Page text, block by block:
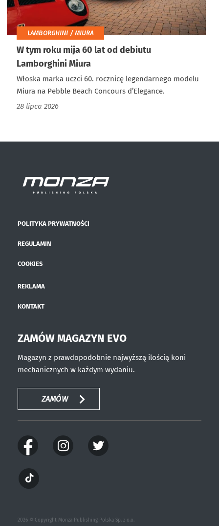
LAMBORGHINI / MIURA
W tym roku mija 60 lat od debiutu
Lamborghini Miura
Włoska marka uczci 60. rocznicę legendarnego modelu
Miura na Pebble Beach Concours d’Elegance.
28 lipca 2026
POLITYKA PRYWATNOŚCI
REGULAMIN
COOKIES
REKLAMA
KONTAKT
ZAMÓW MAGAZYN EVO
Magazyn z prawdopodobnie najwyższą ilością koni
mechanicznych w każdym wydaniu.
ZAMÓW
2026 © Copyright Monza Publishing Polska Sp. z o.o.